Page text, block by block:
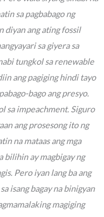
sa pagbabago ng
diyan ang ating fossil
sa giyera sa
tungkol sa renewable
ang pagiging hindi tayo
bago ang presyo.
sa impeachment. Siguro
ang prosesong ito ng
na mataas ang mga
bilihin ay magbigay ng
Pero iyan lang ba ang
isang bagay na binigyan
magiging